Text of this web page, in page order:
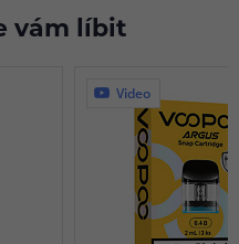
vám líbit
Video